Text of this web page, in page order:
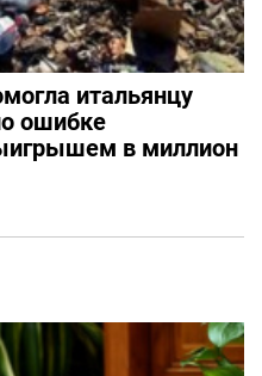
итальянцу
ошибке
в миллион